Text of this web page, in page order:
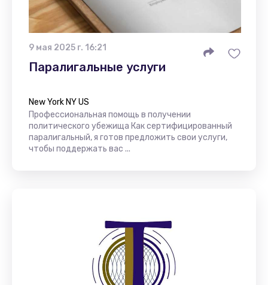
9 мая 2025 г. 16:21
Паралигальные услуги
New York NY US
Профессиональная помощь в получении
политического убежища Как сертифицированный
паралигальный, я готов предложить свои услуги,
чтобы поддержать вас ...